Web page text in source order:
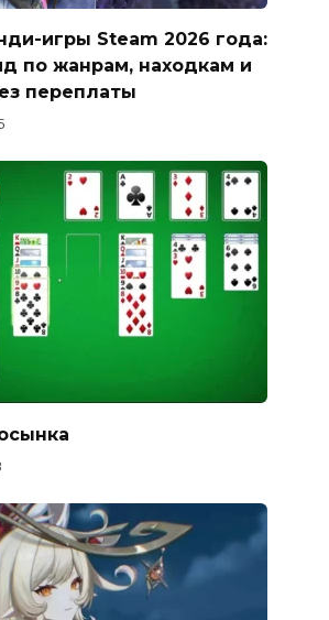
игры Steam 2026 года:
по жанрам, находкам и
переплаты